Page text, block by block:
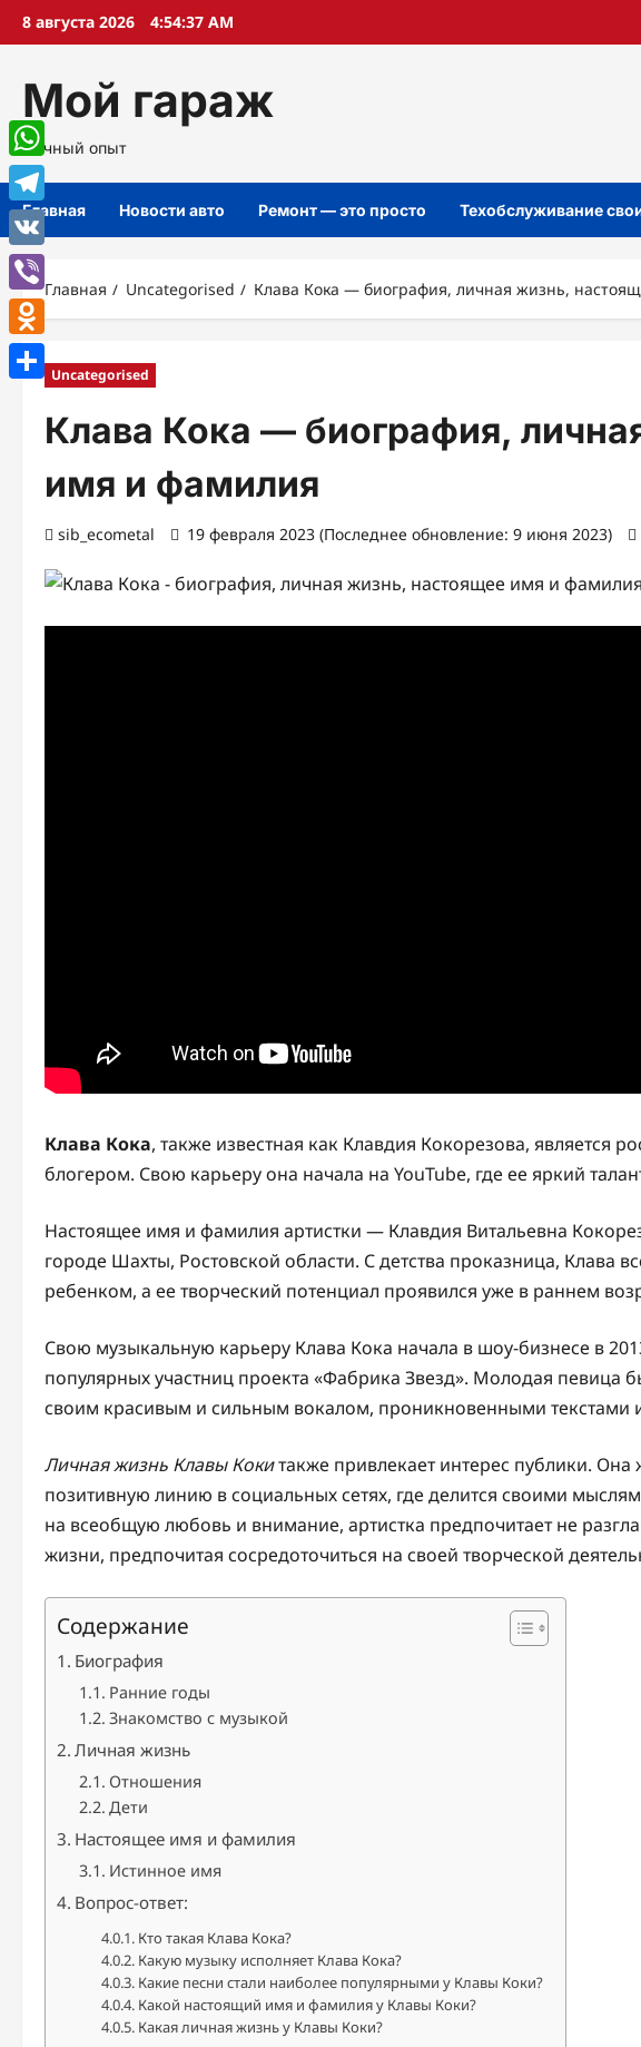
Перейти
8 августа 2026 4:54:38 AM
Мой гараж
Личный опыт
Главная Новости авто Ремонт — это просто Техобслуживание
Главная Uncategorised Клава Кока — биография, личная жизнь,
Uncategorised
Клава Кока — биография,
имя и фамилия
sib_ecometal 19 февраля 2023 (Последнее обновление: 9 июня 2023)
Клава Кока, также известная как Клавдия Кокорезова, является
блогером. Свою карьеру она начала на YouTube, где ее яркий
Настоящее имя и фамилия артистки — Клавдия Витальевна
городе Шахты, Ростовской области. С детства проказница, Клава
ребенком, а ее творческий потенциал проявился уже в раннем
Свою музыкальную карьеру Клава Кока начала в шоу-бизнесе в
популярных участниц проекта «Фабрика Звезд». Молодая певица
своим красивым и сильным вокалом, проникновенными текстами
Личная жизнь Клавы Кокитакже привлекает интерес публики.
позитивную линию в социальных сетях, где делится своими
на всеобщую любовь и внимание, артистка предпочитает не
жизни, предпочитая сосредоточиться на своей творческой
Содержание
Биография
Ранние годы
Знакомство с музыкой
Личная жизнь
Отношения
Дети
Настоящее имя и фамилия
Истинное имя
Вопрос-ответ:
Кто такая Клава Кока?
Какую музыку исполняет Клава Кока?
Какие песни стали наиболее популярными у Клавы Коки?
Какой настоящий имя и фамилия у Клавы Коки?
Какая личная жизнь у Клавы Коки?
WhatsApp
Telegram
VK
Viber
Odnoklassniki